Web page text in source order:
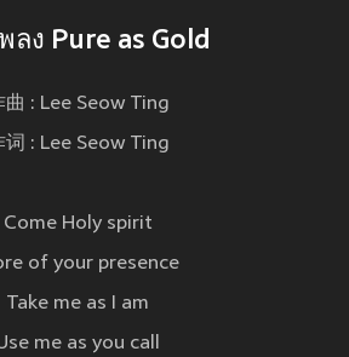
ลง Pure as Gold
曲 : Lee Seow Ting
词 : Lee Seow Ting
Come Holy spirit
of your presence
Take me as I am
me as you call